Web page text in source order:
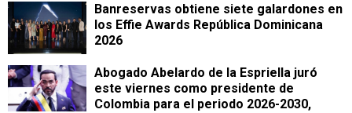
Banreservas obtiene siete galardones en
los Effie Awards República Dominicana
2026
Abogado Abelardo de la Espriella juró
este viernes como presidente de
Colombia para el periodo 2026-2030,